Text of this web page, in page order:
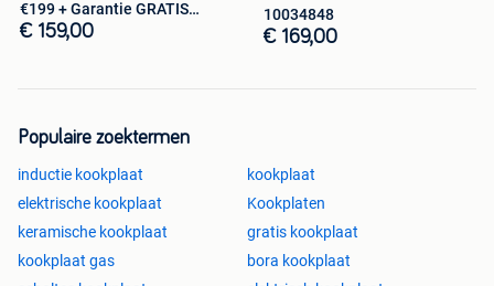
€199 + Garantie GRATIS
bezorgd!
€ 159,00
10034848
€ 169,00
Populaire zoektermen
inductie kookplaat
kookplaat
elektrische kookplaat
Kookplaten
keramische kookplaat
gratis kookplaat
kookplaat gas
bora kookplaat